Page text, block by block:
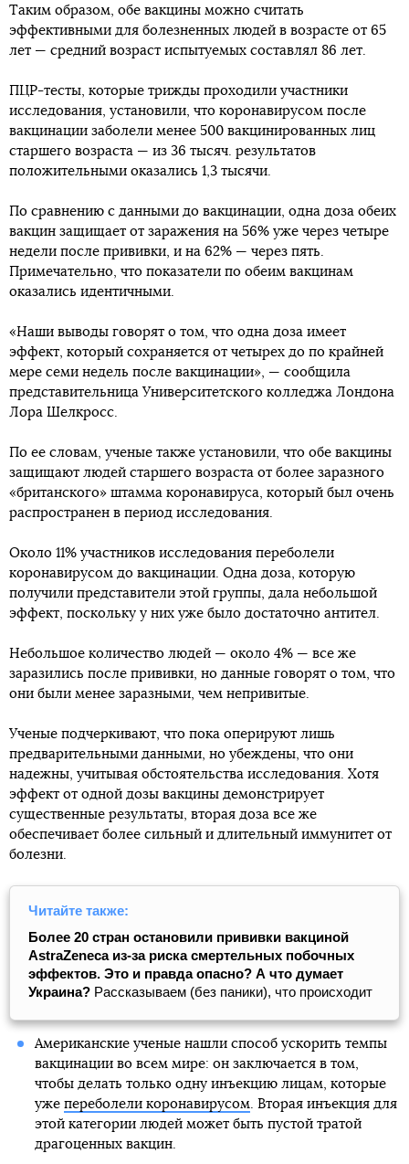
Таким образом, обе вакцины можно считать
эффективными для болезненных людей в возрасте от 65
лет — средний возраст испытуемых составлял 86 лет.
ПЦР-тесты, которые трижды проходили участники
исследования, установили, что коронавирусом после
вакцинации заболели менее 500 вакцинированных лиц
старшего возраста — из 36 тысяч. результатов
положительными оказались 1,3 тысячи.
По сравнению с данными до вакцинации, одна доза обеих
вакцин защищает от заражения на 56% уже через четыре
недели после прививки, и на 62% — через пять.
Примечательно, что показатели по обеим вакцинам
оказались идентичными.
«Наши выводы говорят о том, что одна доза имеет
эффект, который сохраняется от четырех до по крайней
мере семи недель после вакцинации», — сообщила
представительница Университетского колледжа Лондона
Лора Шелкросс.
По ее словам, ученые также установили, что обе вакцины
защищают людей старшего возраста от более заразного
«британского» штамма коронавируса, который был очень
распространен в период исследования.
Около 11% участников исследования переболели
коронавирусом до вакцинации. Одна доза, которую
получили представители этой группы, дала небольшой
эффект, поскольку у них уже было достаточно антител.
Небольшое количество людей — около 4% — все же
заразились после прививки, но данные говорят о том, что
они были менее заразными, чем непривитые.
Ученые подчеркивают, что пока оперируют лишь
предварительными данными, но убеждены, что они
надежны, учитывая обстоятельства исследования. Хотя
эффект от одной дозы вакцины демонстрирует
существенные результаты, вторая доза все же
обеспечивает более сильный и длительный иммунитет от
болезни.
Читайте также:
Более 20 стран остановили прививки вакциной
AstraZeneca из-за риска смертельных побочных
эффектов. Это и правда опасно? А что думает
Украина? Рассказываем (без паники), что происходит
Американские ученые нашли способ ускорить темпы
вакцинации во всем мире: он заключается в том,
чтобы делать только одну инъекцию лицам, которые
уже переболели коронавирусом. Вторая инъекция для
этой категории людей может быть пустой тратой
драгоценных вакцин.